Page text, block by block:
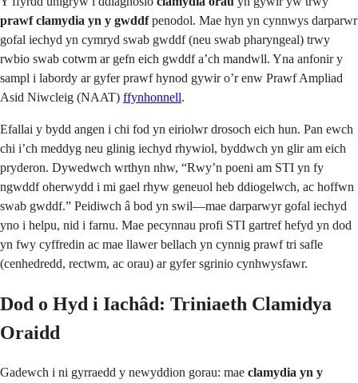
prawf clamydia yn y gwddfpenodol. Mae hyn yn cynnwys darparwr
gofal iechyd yn cymryd swab gwddf (neu swab pharyngeal) trwy
rwbio swab cotwm ar gefn eich gwddf a’ch mandwll. Yna anfonir y
sampl i labordy ar gyfer prawf hynod gywir o’r enw Prawf Ampliad
Asid Niwcleig (NAAT) ffynhonnell.
Efallai y bydd angen i chi fod yn eiriolwr drosoch eich hun. Pan ewch
chi i’ch meddyg neu glinig iechyd rhywiol, byddwch yn glir am eich
pryderon. Dywedwch wrthyn nhw, “Rwy’n poeni am STI yn fy
ngwddf oherwydd i mi gael rhyw geneuol heb ddiogelwch, ac hoffwn
swab gwddf.” Peidiwch â bod yn swil—mae darparwyr gofal iechyd
yno i helpu, nid i farnu. Mae pecynnau profi STI gartref hefyd yn dod
yn fwy cyffredin ac mae llawer bellach yn cynnig prawf tri safle
(cenhedredd, rectwm, ac orau) ar gyfer sgrinio cynhwysfawr.
Dod o Hyd i Iachâd: Triniaeth Clamidya
Oraidd
Gadewch i ni gyrraedd y newyddion gorau: mae clamydia yn y